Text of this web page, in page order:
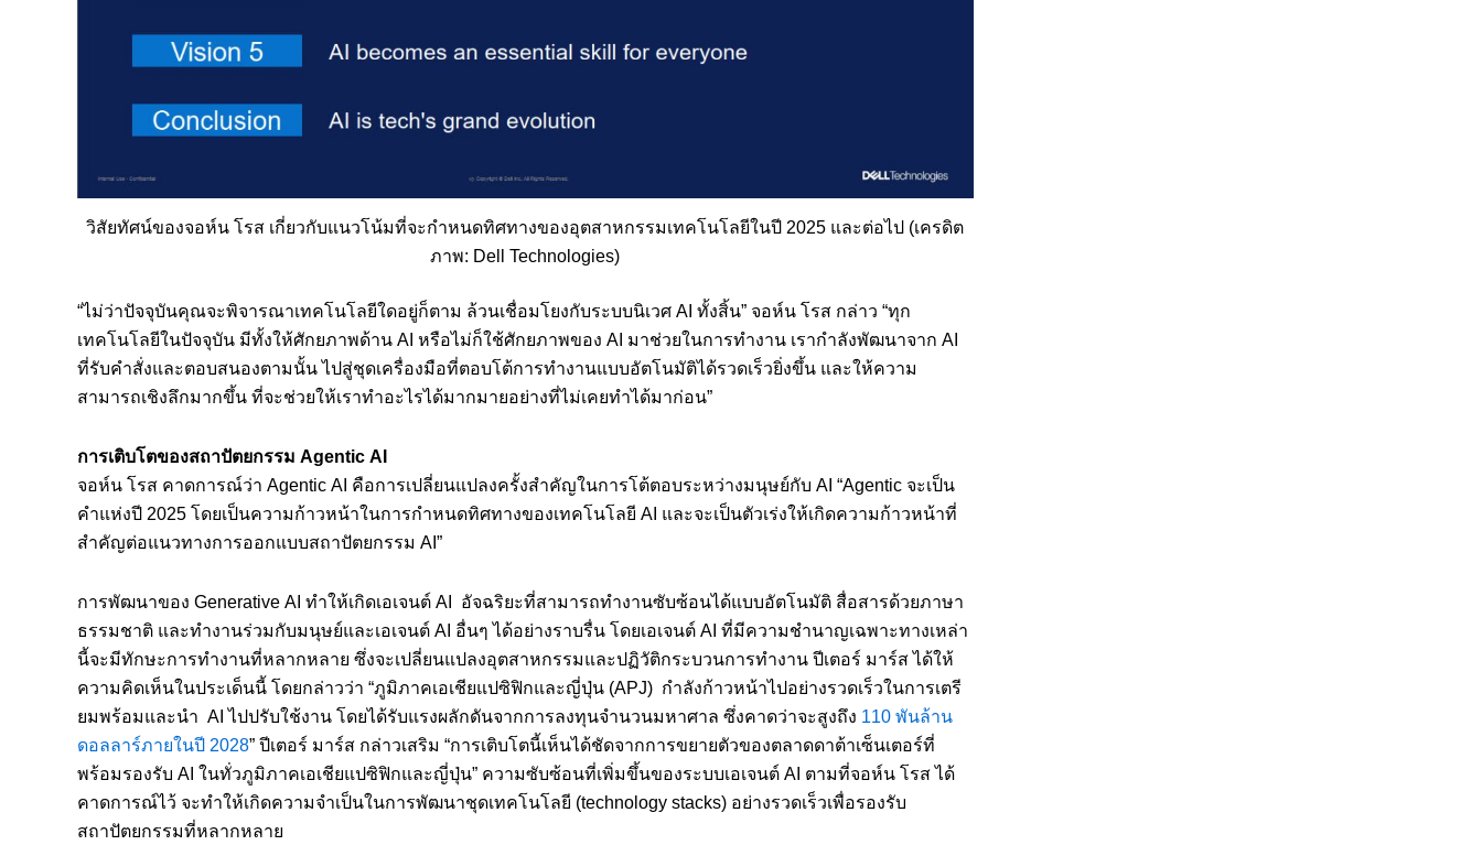
วิสัยทัศน์ของจอห์น โรส เกี่ยวกับแนวโน้มที่จะกำหนดทิศทางของอุตสาหกรรมเทคโนโลยีในปี 2025 และต่อไป (เครดิต
ภาพ: Dell Technologies)
“ไม่ว่าปัจจุบันคุณจะพิจารณาเทคโนโลยีใดอยู่ก็ตาม ล้วนเชื่อมโยงกับระบบนิเวศ AI ทั้งสิ้น” จอห์น โรส กล่าว “ทุก
เทคโนโลยีในปัจจุบัน มีทั้งให้ศักยภาพด้าน AI หรือไม่ก็ใช้ศักยภาพของ AI มาช่วยในการทำงาน เรากำลังพัฒนาจาก AI
ที่รับคำสั่งและตอบสนองตามนั้น ไปสู่ชุดเครื่องมือที่ตอบโต้การทำงานแบบอัตโนมัติได้รวดเร็วยิ่งขึ้น และให้ความ
สามารถเชิงลึกมากขึ้น ที่จะช่วยให้เราทำอะไรได้มากมายอย่างที่ไม่เคยทำได้มาก่อน”
การเติบโตของสถาปัตยกรรม Agentic AI
จอห์น โรส คาดการณ์ว่า Agentic AI คือการเปลี่ยนแปลงครั้งสำคัญในการโต้ตอบระหว่างมนุษย์กับ AI “Agentic จะเป็น
คำแห่งปี 2025 โดยเป็นความก้าวหน้าในการกำหนดทิศทางของเทคโนโลยี AI และจะเป็นตัวเร่งให้เกิดความก้าวหน้าที่
สำคัญต่อแนวทางการออกแบบสถาปัตยกรรม AI”
การพัฒนาของ Generative AI ทำให้เกิดเอเจนต์ AI อัจฉริยะที่สามารถทำงานซับซ้อนได้แบบอัตโนมัติ สื่อสารด้วยภาษา
ธรรมชาติ และทำงานร่วมกับมนุษย์และเอเจนต์ AI อื่นๆ ได้อย่างราบรื่น โดยเอเจนต์ AI ที่มีความชำนาญเฉพาะทางเหล่า
นี้จะมีทักษะการทำงานที่หลากหลาย ซึ่งจะเปลี่ยนแปลงอุตสาหกรรมและปฏิวัติกระบวนการทำงาน ปีเตอร์ มาร์ส ได้ให้
ความคิดเห็นในประเด็นนี้ โดยกล่าวว่า “ภูมิภาคเอเชียแปซิฟิกและญี่ปุ่น (APJ) กำลังก้าวหน้าไปอย่างรวดเร็วในการเตรี
ยมพร้อมและนำ AI ไปปรับใช้งาน โดยได้รับแรงผลักดันจากการลงทุนจำนวนมหาศาล ซึ่งคาดว่าจะสูงถึง 110 พันล้าน
ดอลลาร์ภายในปี 2028” ปีเตอร์ มาร์ส กล่าวเสริม “การเติบโตนี้เห็นได้ชัดจากการขยายตัวของตลาดดาต้าเซ็นเตอร์ที่
พร้อมรองรับ AI ในทั่วภูมิภาคเอเชียแปซิฟิกและญี่ปุ่น” ความซับซ้อนที่เพิ่มขึ้นของระบบเอเจนต์ AI ตามที่จอห์น โรส ได้
คาดการณ์ไว้ จะทำให้เกิดความจำเป็นในการพัฒนาชุดเทคโนโลยี (technology stacks) อย่างรวดเร็วเพื่อรองรับ
สถาปัตยกรรมที่หลากหลาย